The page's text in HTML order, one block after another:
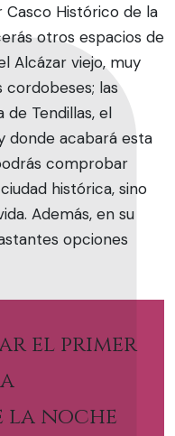
Histórico de la
otros espacios de
Alcázar viejo, muy
cordobeses; las
de Tendillas, el
donde acabará esta
comprobar
histórica, sino
Además, en su
opciones
el primer
noche